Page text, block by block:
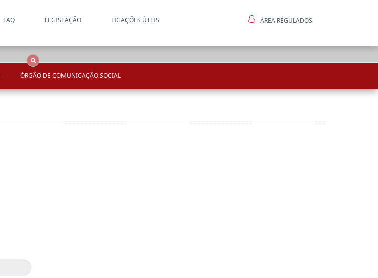
FAQ LEGISLAÇÃO LIGAÇÕES ÚTEIS ÁREA REGULADOS
ÓRGÃO DE COMUNICAÇÃO SOCIAL